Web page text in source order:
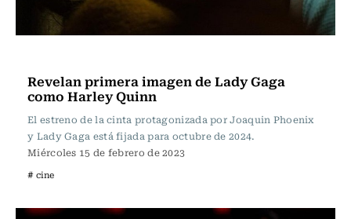
Revelan primera imagen de Lady Gaga
como Harley Quinn
El estreno de la cinta protagonizada por Joaquin Phoenix
y Lady Gaga está fijada para octubre de 2024.
Miércoles 15 de febrero de 2023
# cine